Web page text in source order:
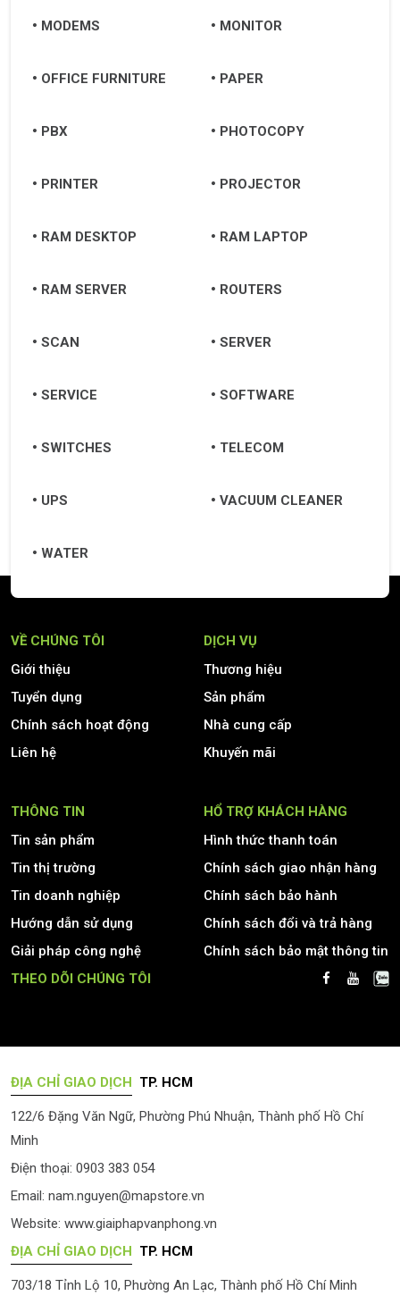
MODEMS MONITOR
OFFICE FURNITURE PAPER
PBX PHOTOCOPY
PRINTER PROJECTOR
RAM DESKTOP RAM LAPTOP
RAM SERVER ROUTERS
SCAN SERVER
SERVICE SOFTWARE
SWITCHES TELECOM
UPS VACUUM CLEANER
WATER
VỀ CHÚNG TÔI
Giới thiệu
Tuyển dụng
Chính sách hoạt động
Liên hệ
DỊCH VỤ
Thương hiệu
Sản phẩm
Nhà cung cấp
Khuyến mãi
THÔNG TIN
Tin sản phẩm
Tin thị trường
Tin doanh nghiệp
Hướng dẫn sử dụng
Giải pháp công nghệ
HỔ TRỢ KHÁCH HÀNG
Hình thức thanh toán
Chính sách giao nhận hàng
Chính sách bảo hành
Chính sách đổi và trả hàng
Chính sách bảo mật thông tin
THEO DÕI CHÚNG TÔI
ĐỊA CHỈ GIAO DỊCH TP. HCM
122/6 Đặng Văn Ngữ, Phường Phú Nhuận, Thành phố Hồ Chí
Minh
Điện thoại: 0903 383 054
Email: nam.nguyen@mapstore.vn
Website: www.giaiphapvanphong.vn
ĐỊA CHỈ GIAO DỊCH
TP. HCM
703/18 Tỉnh Lộ 10, Phường An Lạc, Thành phố Hồ Chí Minh